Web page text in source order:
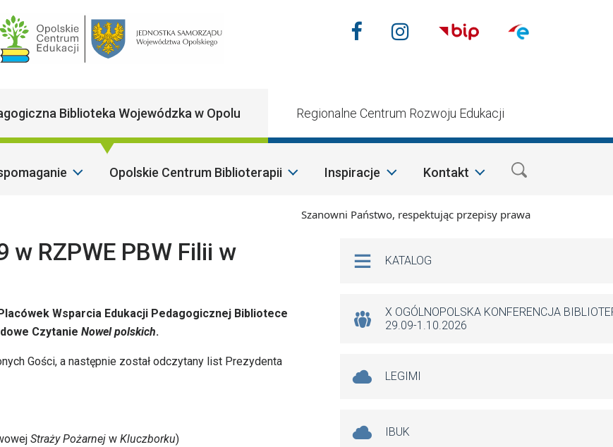
Main Navigation
Nasze media
FacebookInstagram
Biblioteka Wojewódzka w Opolu Regionalne Centrum Rozwoju Edukacji
Opolskie Centrum Biblioterapii Inspiracje Kontakt
Szanowni Państwo, respektując przepisy prawa i mając na
RZPWE PBW Filii w
Wsparcia Edukacji Pedagogicznej Bibliotece
Czytanie Nowel polskich.
Gości, a następnie został odczytany list Prezydenta
Straży Pożarnej w Kluczborku)
Na skróty
KATALOG
X OGÓLNOPOLSKA KONFERENCJA
29.09-1.10.2026
LEGIMI
IBUK